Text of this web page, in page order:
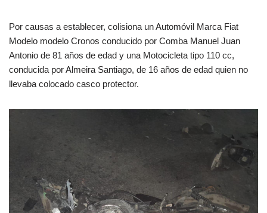
Por causas a establecer, colisiona un Automóvil Marca Fiat
Modelo modelo Cronos conducido por Comba Manuel Juan
Antonio de 81 años de edad y una Motocicleta tipo 110 cc,
conducida por Almeira Santiago, de 16 años de edad quien no
llevaba colocado casco protector.